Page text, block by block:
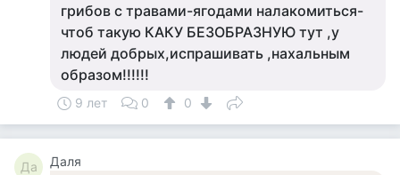
грибов с травами-ягодами налакомиться-
чтоб такую КАКУ БЕЗОБРАЗНУЮ тут ,у
людей добрых,испрашивать ,нахальным
образом!!!!!!
9 лет 0 0
Да Даля